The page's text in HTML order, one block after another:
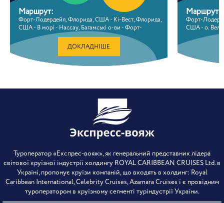
Маршрут:
Форт-Лодердейл, Флорида, США - Кі-Вест, Флорида,
США - В морі - Нассау, Багамські о-ви - Форт-
Лодердейл, Флорида, США
ДОКЛАДНІШЕ
Маршрут:
Форт-
США - о.
Флорида,
Туроператор «Експрес-вояж», як генеральний представник лідера
світової круїзної індустрії холдингу ROYAL CARIBBEAN CRUISES Ltd. в
Україні, пропонує круїзи компаній, що входять в холдинг: Royal
Caribbean International, Celebrity Cruises, Azamara Cruises і є провідним
туроператором в круїзному сегменті туріндустрії України.